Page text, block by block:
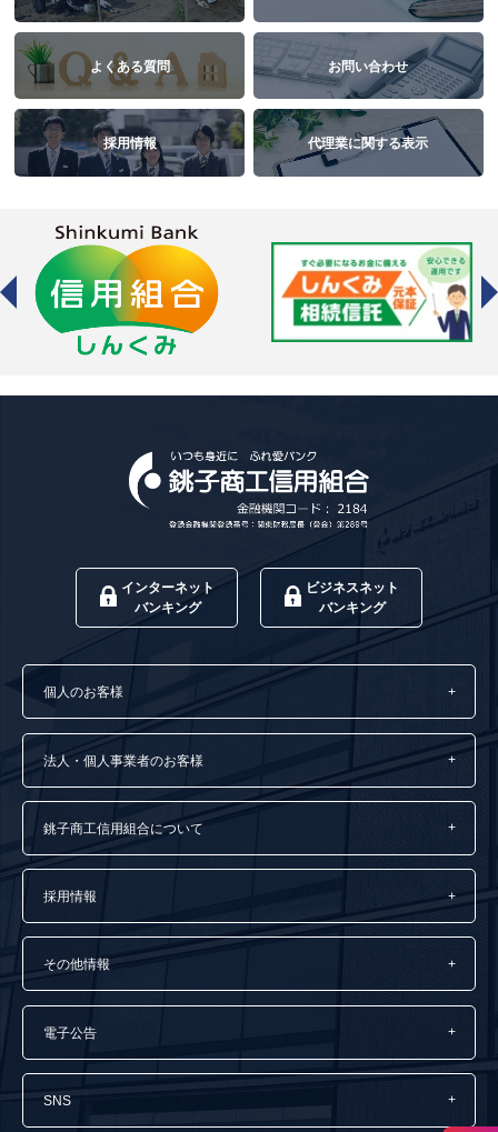
よくある質問 お問い合わせ
採用情報 代理業に関する表示
インターネット
バンキング
ビジネスネット
バンキング
個人のお客様
法人・個人事業者のお客様
銚子商工信用組合について
採用情報
その他情報
電子公告
SNS